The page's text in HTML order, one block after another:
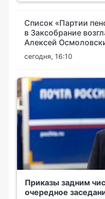
Список «Партии
в Заксобрание
Алексей
сегодня, 16:10
Приказы задним
очередное